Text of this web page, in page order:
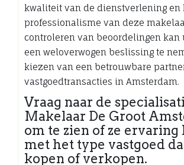
kwaliteit van de dienstverlening en
professionalisme van deze
controleren van beoordelingen kan
een weloverwogen beslissing te
kiezen van een betrouwbare
vastgoedtransacties in Amsterdam.
Vraag naar de
Makelaar De Groot
om te zien of ze ervaring
met het type vastgoed
kopen of verkopen.